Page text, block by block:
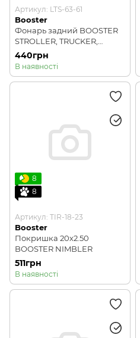
Артикул: LTS-63-61
Booster
Фонарь задний BOOSTER
STROLLER, TRUCKER,
NIMBLER
440грн
В наявності
8
8
Артикул: TIR-18-23
Booster
Покришка 20х2.50
BOOSTER NIMBLER
511грн
В наявності